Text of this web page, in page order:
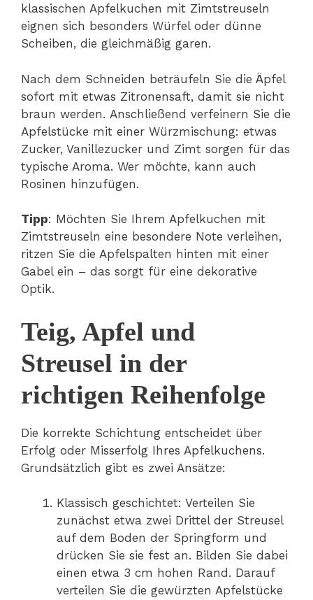
klassischen Apfelkuchen mit Zimtstreuseln
eignen sich besonders Würfel oder dünne
Scheiben, die gleichmäßig garen.
Nach dem Schneiden beträufeln Sie die Äpfel
sofort mit etwas Zitronensaft, damit sie nicht
braun werden. Anschließend verfeinern Sie die
Apfelstücke mit einer Würzmischung: etwas
Zucker, Vanillezucker und Zimt sorgen für das
typische Aroma. Wer möchte, kann auch
Rosinen hinzufügen.
Tipp: Möchten Sie Ihrem Apfelkuchen mit
Zimtstreuseln eine besondere Note verleihen,
ritzen Sie die Apfelspalten hinten mit einer
Gabel ein – das sorgt für eine dekorative
Optik.
Teig, Apfel und
Streusel in der
richtigen Reihenfolge
Die korrekte Schichtung entscheidet über
Erfolg oder Misserfolg Ihres Apfelkuchens.
Grundsätzlich gibt es zwei Ansätze:
Klassisch geschichtet: Verteilen Sie
zunächst etwa zwei Drittel der Streusel
auf dem Boden der Springform und
drücken Sie sie fest an. Bilden Sie dabei
einen etwa 3 cm hohen Rand. Darauf
verteilen Sie die gewürzten Apfelstücke